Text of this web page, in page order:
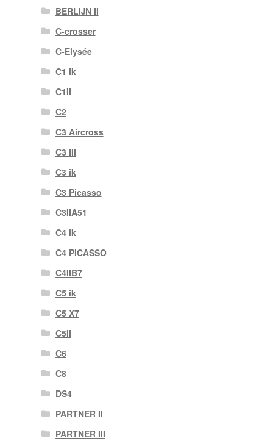
BERLIJN II
C-crosser
C-Elysée
C1 ik
C1II
C2
C3 Aircross
C3 III
C3 ik
C3 Picasso
C3IIA51
C4 ik
C4 PICASSO
C4IIB7
C5 ik
C5 X7
C5II
C6
C8
DS4
PARTNER II
PARTNER III